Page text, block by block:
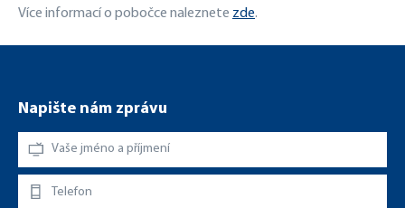
Více informací o pobočce naleznete zde.
Napište nám zprávu